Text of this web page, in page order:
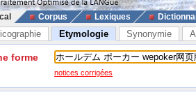
Corpus Lexiques
Etymologie Synonymie
forme
notices corrigées